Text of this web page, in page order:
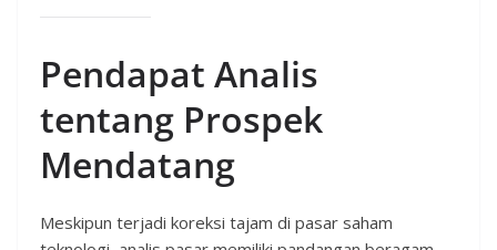
Pendapat Analis
tentang Prospek
Mendatang
Meskipun terjadi koreksi tajam di pasar saham